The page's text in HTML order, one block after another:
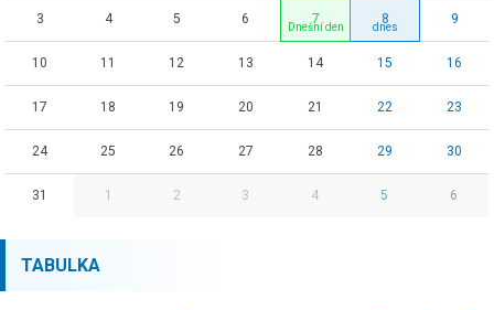
3 4 5 6 7 8 9
10 11 12 13 14 15 16
17 18 19 20 21 22 23
24 25 26 27 28 29 30
31 1 2 3 4 5 6
TABULKA